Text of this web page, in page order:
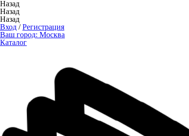
Назад
Назад
Назад
Вход /Регистрация
Ваш город: Москва
Каталог